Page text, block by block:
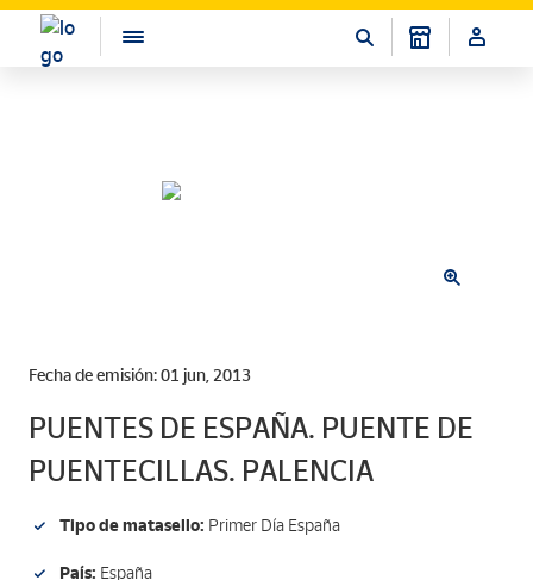
Fecha de emisión: 01 jun, 2013
PUENTES DE ESPAÑA. PUENTE DE
PUENTECILLAS. PALENCIA
Tipo de matasello: Primer Día España
País: España